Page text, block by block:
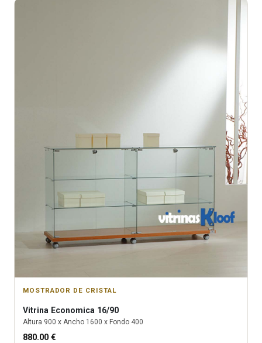
MOSTRADOR DE CRISTAL
Vitrina Economica 16/90
Altura 900 x Ancho 1600 x Fondo 400
880.00 €